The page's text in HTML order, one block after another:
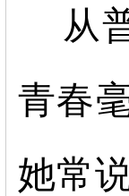
从
青春
她常